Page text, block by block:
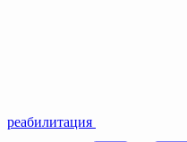
реабилитация